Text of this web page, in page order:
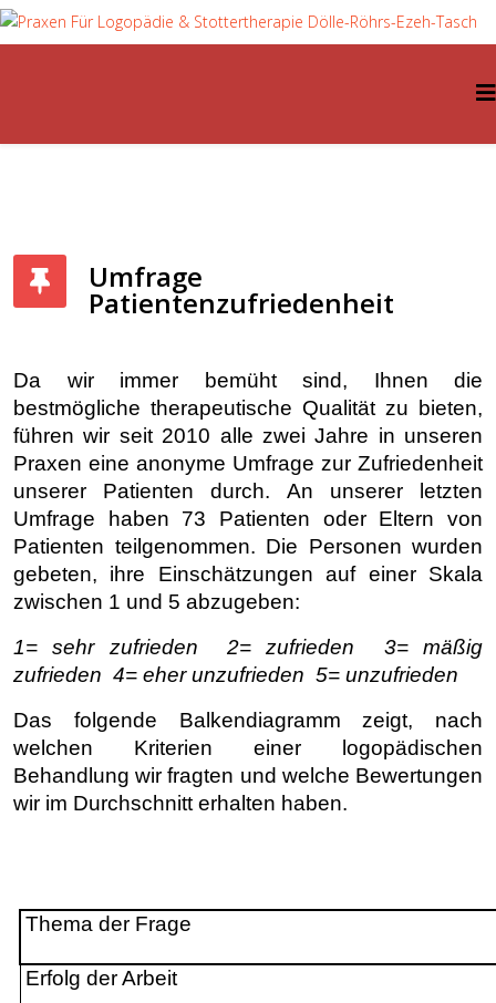
Umfrage
Patientenzufriedenheit
Da wir immer bemüht sind, Ihnen die
bestmögliche therapeutische Qualität zu bieten,
führen wir seit 2010 alle zwei Jahre in unseren
Praxen eine anonyme Umfrage zur Zufriedenheit
unserer Patienten durch. An unserer letzten
Umfrage haben 73 Patienten oder Eltern von
Patienten teilgenommen. Die Personen wurden
gebeten, ihre Einschätzungen auf einer Skala
zwischen 1 und 5 abzugeben:
1= sehr zufrieden
2= zufrieden
3= mäßig
zufrieden 4= eher unzufrieden 5= unzufrieden
Das folgende Balkendiagramm zeigt, nach
welchen Kriterien einer logopädischen
Behandlung wir fragten und welche Bewertungen
wir im Durchschnitt erhalten haben.
Thema der Frage
Erfolg der Arbeit